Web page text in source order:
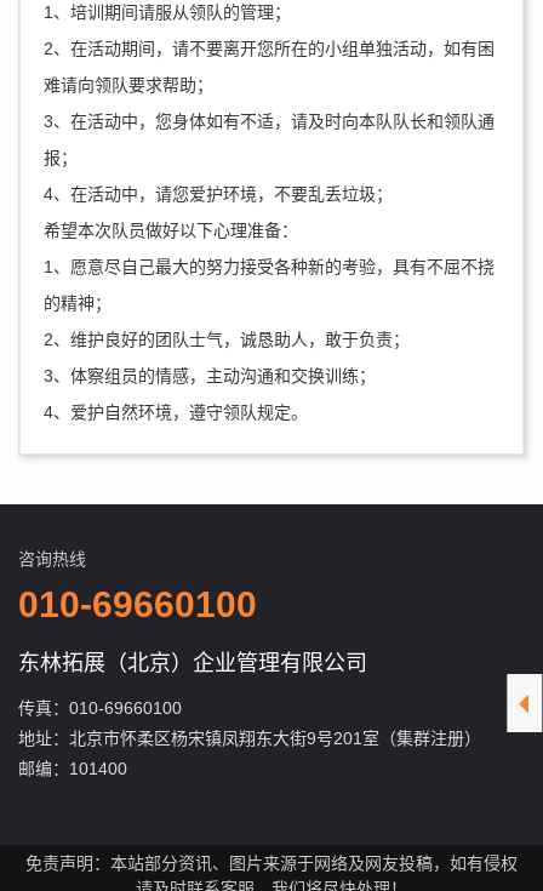
1、培训期间请服从领队的管理；
2、在活动期间，请不要离开您所在的小组单独活动，如有困
难请向领队要求帮助；
3、在活动中，您身体如有不适，请及时向本队队长和领队通
报；
4、在活动中，请您爱护环境，不要乱丢垃圾；
希望本次队员做好以下心理准备：
1、愿意尽自己最大的努力接受各种新的考验，具有不屈不挠
的精神；
2、维护良好的团队士气，诚恳助人，敢于负责；
3、体察组员的情感，主动沟通和交换训练；
4、爱护自然环境，遵守领队规定。
咨询热线
010-69660100
东林拓展（北京）企业管理有限公司
传真：010-69660100
地址：北京市怀柔区杨宋镇凤翔东大街9号201室（集群注册）
邮编：101400
免责声明：本站部分资讯、图片来源于网络及网友投稿，如有侵权